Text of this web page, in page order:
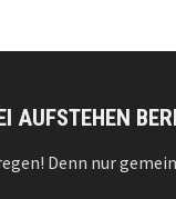
AUFSTEHEN
Denn nur